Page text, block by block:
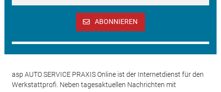
ABONNIEREN
asp AUTO SERVICE PRAXIS Online ist der Internetdienst für den
Werkstattprofi. Neben tagesaktuellen Nachrichten mit